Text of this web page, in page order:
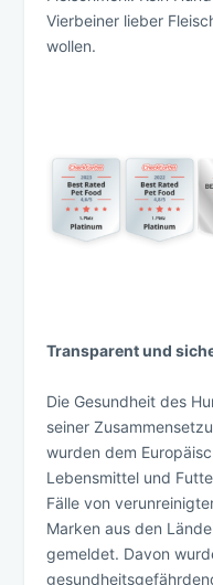
Vierbeiner lieber
wollen.
Transparent und
Die Gesundheit des
seiner
wurden dem
Lebensmittel und
Fälle von
Marken aus den
gemeldet. Davon